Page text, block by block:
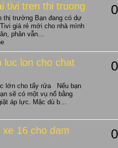
tivi tren thi truong
thị trường Bạn đang có dự
giá rẻ mới cho nhà mình
phân vẫn…
0
luc lon cho chat
lớn cho tẩy rửa Nếu bạn
sẽ có một vụ nổ bằng
áp lực. Mặc dù b…
0
16 cho dam
0